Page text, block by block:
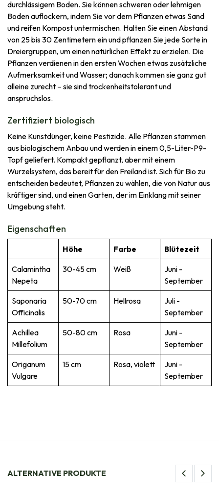
durchlässigem Boden. Sie können schweren oder lehmigen
Boden auflockern, indem Sie vor dem Pflanzen etwas Sand
und reifen Kompost untermischen. Halten Sie einen Abstand
von 25 bis 30 Zentimetern ein und pflanzen Sie jede Sorte in
Dreiergruppen, um einen natürlichen Effekt zu erzielen. Die
Pflanzen verdienen in den ersten Wochen etwas zusätzliche
Aufmerksamkeit und Wasser; danach kommen sie ganz gut
alleine zurecht – sie sind trockenheitstolerant und
anspruchslos.
Zertifiziert biologisch
Keine Kunstdünger, keine Pestizide. Alle Pflanzen stammen
aus biologischem Anbau und werden in einem 0,5-Liter-P9-
Topf geliefert. Kompakt gepflanzt, aber mit einem
Wurzelsystem, das bereit für den Freiland ist. Sich für Bio zu
entscheiden bedeutet, Pflanzen zu wählen, die von Natur aus
kräftiger sind, und einen Garten, der im Einklang mit seiner
Umgebung steht.
Eigenschaften
Höhe Farbe Blütezeit
Calamintha
Nepeta
30-45 cm Weiß
Juni -
September
Saponaria
Officinalis
50-70 cm Hellrosa
Juli -
September
Achillea
Millefolium
50-80 cm Rosa
Juni -
September
Origanum
Vulgare
15 cm Rosa, violett
Juni -
September
ALTERNATIVE PRODUKTE